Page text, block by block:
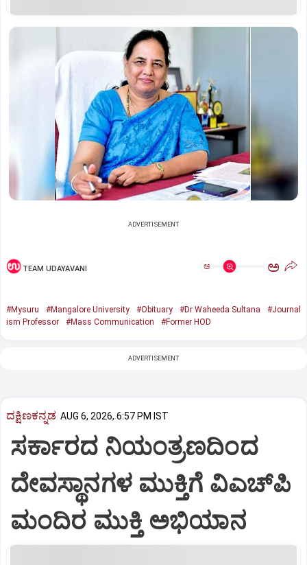
ADVERTISEMENT
TEAM UDAYAVANI ಅ ಅ
#Mysuru #Mangalore University #Obituary #Dr Waheeda Sultana
#Journal
ism Professor
#Mass Communication #Former HOD
ADVERTISEMENT
ದಕ್ಷಿಣಕನ್ನಡ AUG 6, 2026, 6:57 PM IST
ಸರ್ಕಾರದ ನಿಯಂತ್ರಣದಿಂದ
ದೇವಸ್ಥಾನಗಳ ಮುಕ್ತಿಗೆ ವಿಎಚ್‌ಪಿ
ಮಂದಿರ ಮುಕ್ತಿ ಅಭಿಯಾನ